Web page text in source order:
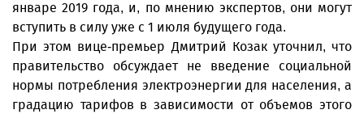
январе 2019 года, и, по мнению экспертов, они могут
вступить в силу уже с 1 июля будущего года.
При этом вице-премьер Дмитрий Козак уточнил, что
правительство обсуждает не введение социальной
нормы потребления электроэнергии для населения, а
градацию тарифов в зависимости от объемов этого